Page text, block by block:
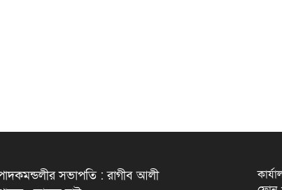
সভাপতি : রাগীব আলী